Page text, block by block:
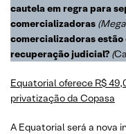
cautela em regra para
comercializadoras
comercializadoras
recuperação judicial? (
Equatorial oferece R$
privatização da Copasa
A Equatorial será a nova